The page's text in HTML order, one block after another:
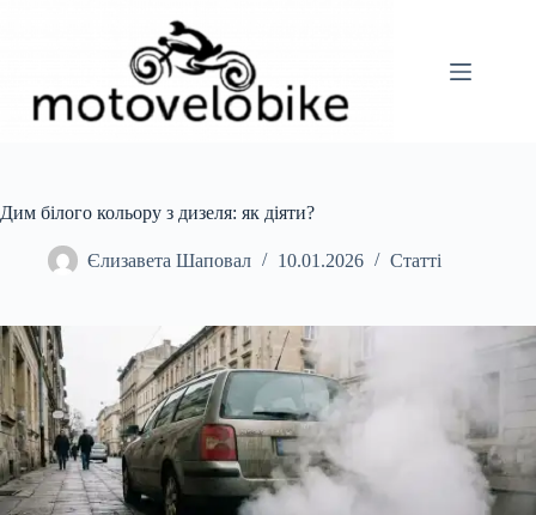
Дим білого кольору з дизеля: як діяти?
Єлизавета Шаповал 10.01.2026 Статті